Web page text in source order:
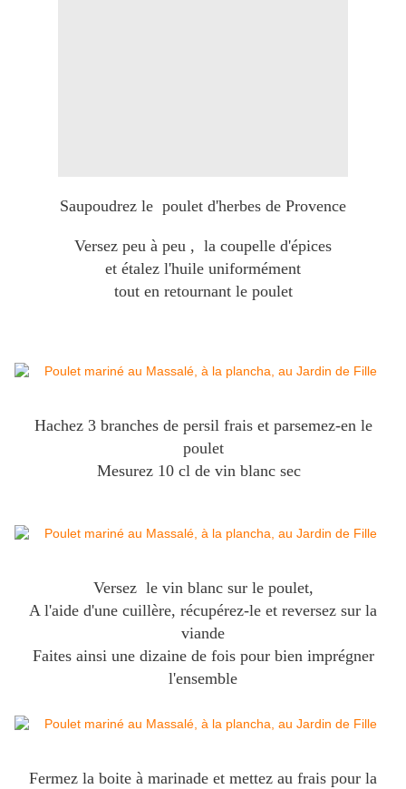
Saupoudrez le poulet d'herbes de Provence
Versez peu à peu , la coupelle d'épices
et étalez l'huile uniformément
tout en retournant le poulet
Hachez 3 branches de persil frais et parsemez-en le
poulet
Mesurez 10 cl de vin blanc sec
Versez le vin blanc sur le poulet,
A l'aide d'une cuillère, récupérez-le et reversez sur la
viande
Faites ainsi une dizaine de fois pour bien imprégner
l'ensemble
Fermez la boite à marinade et mettez au frais pour la